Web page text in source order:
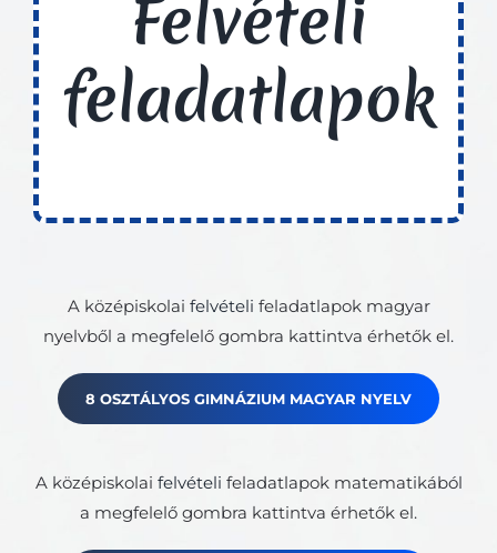
Felvételi
feladatlapok
A középiskolai felvételi feladatlapok magyar
nyelvből a megfelelő gombra kattintva érhetők el.
8 OSZTÁLYOS GIMNÁZIUM MAGYAR NYELV
A középiskolai felvételi feladatlapok matematikából
a megfelelő gombra kattintva érhetők el.